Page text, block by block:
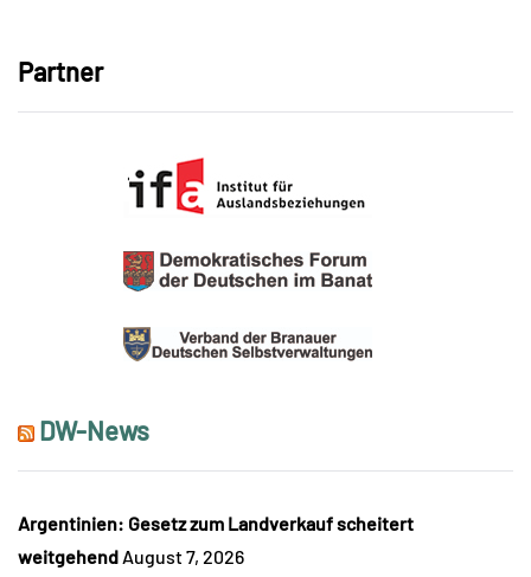
Partner
DW-News
Argentinien: Gesetz zum Landverkauf scheitert
weitgehend August 7, 2026